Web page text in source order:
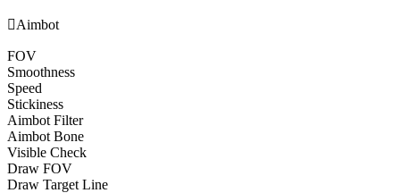
Aimbot
FOV
Smoothness
Speed
Stickiness
Aimbot Filter
Aimbot Bone
Visible Check
Draw FOV
Draw Target Line